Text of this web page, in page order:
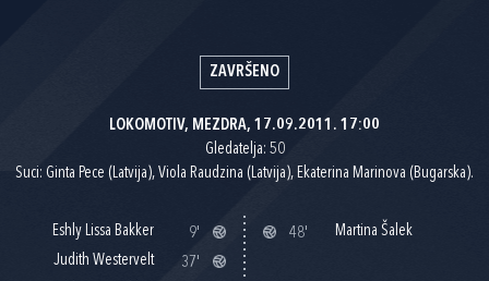
ZAVRŠENO
LOKOMOTIV, MEZDRA, 17.09.2011. 17:00
Gledatelja: 50
Suci: Ginta Pece (Latvija), Viola Raudzina (Latvija), Ekaterina Marinova (Bugarska).
Eshly Lissa Bakker
9'
Judith Westervelt
37'
48' Martina Šalek